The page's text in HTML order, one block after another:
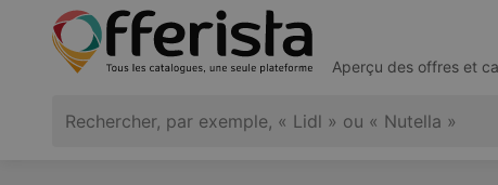
Aperçu des offres et